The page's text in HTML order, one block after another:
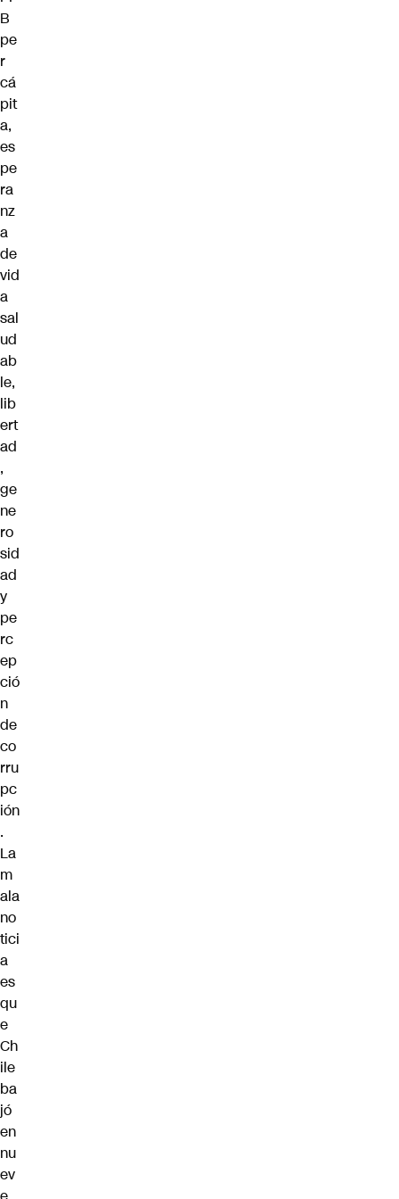
B
pe
r
cá
pit
a,
es
pe
ra
nz
a
de
vid
a
sal
ud
ab
le,
lib
ert
ad
,
ge
ne
ro
sid
ad
y
pe
rc
ep
ció
n
de
co
rru
pc
ión
.
La
m
ala
no
tici
a
es
qu
e
Ch
ile
ba
jó
en
nu
ev